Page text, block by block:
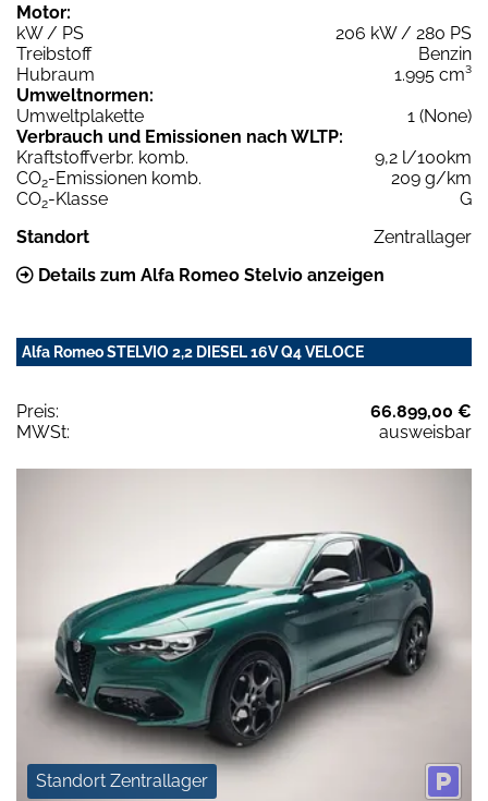
Motor:
kW / PS
206 kW / 280 PS
Treibstoff
Benzin
Hubraum
1.995 cm³
Umweltnormen:
Umweltplakette
1 (None)
Verbrauch und Emissionen nach WLTP:
Kraftstoffverbr. komb.
9,2 l/100km
CO2-Emissionen komb.
209 g/km
CO2-Klasse
G
Standort
Zentrallager
Details zum Alfa Romeo Stelvio anzeigen
Alfa Romeo STELVIO 2,2 DIESEL 16V Q4 VELOCE
Preis:
66.899,00 €
MWSt:
ausweisbar
Standort Zentrallager